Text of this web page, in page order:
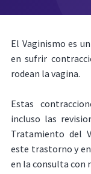
El Vaginismo es
en sufrir
rodean la vagina.
Estas
incluso las
Tratamiento del
este trastorno y
en la consulta con